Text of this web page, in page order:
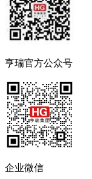
亨瑞官方公众号
企业微信